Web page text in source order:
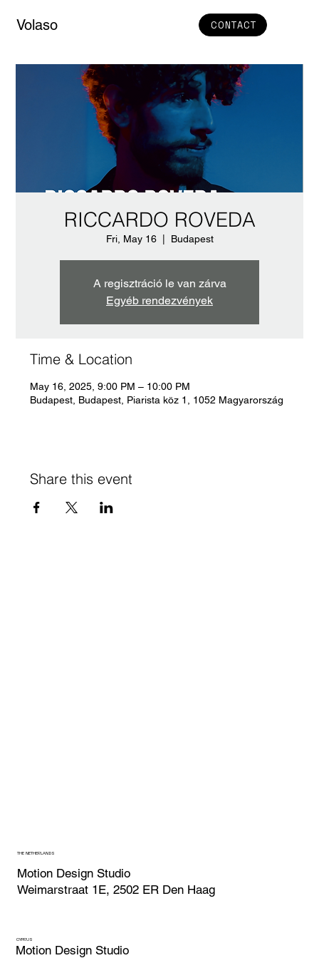
Volaso CONTACT
RICCARDO ROVEDA
Fri, May 16
  |
Budapest
A regisztráció le van zárva
Egyéb rendezvények
Time & Location
May 16, 2025, 9:00 PM – 10:00 PM
Budapest, Budapest, Piarista köz 1, 1052 Magyarország
Share this event
CYPRUS
Motion Design Studio
THE NETHERLANDS
Motion Design Studio
Weimarstraat 1E, 2502 ER Den Haag